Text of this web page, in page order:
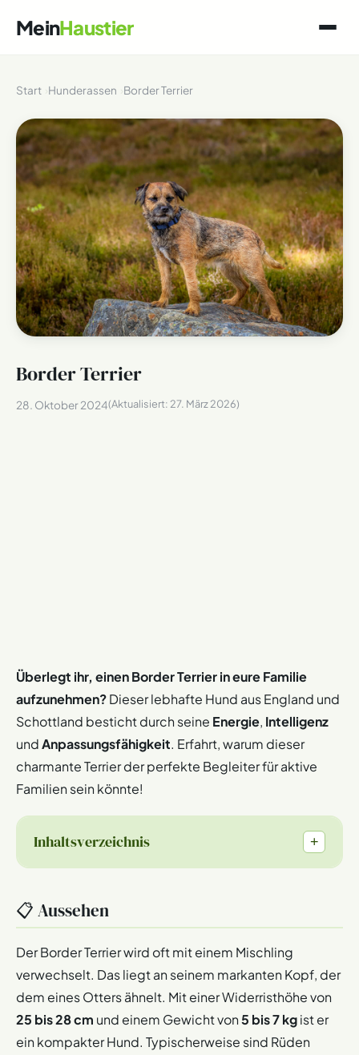
MeinHaustier
Start Hunderassen Border Terrier
Border Terrier
28. Oktober 2024(Aktualisiert: 27. März 2026)
Überlegt ihr, einen Border Terrier in eure Familie
aufzunehmen?Dieser lebhafte Hund aus England und
Schottland besticht durch seine Energie, Intelligenz
undAnpassungsfähigkeit. Erfahrt, warum dieser
charmante Terrier der perfekte Begleiter für aktive
Familien sein könnte!
Inhaltsverzeichnis +
📋 Aussehen
Der Border Terrier wird oft mit einem Mischling
verwechselt. Das liegt an seinem markanten Kopf, der
dem eines Otters ähnelt. Mit einer Widerristhöhe von
25 bis 28 cm und einem Gewicht von5 bis 7 kgist er
ein kompakter Hund. Typischerweise sind Rüden